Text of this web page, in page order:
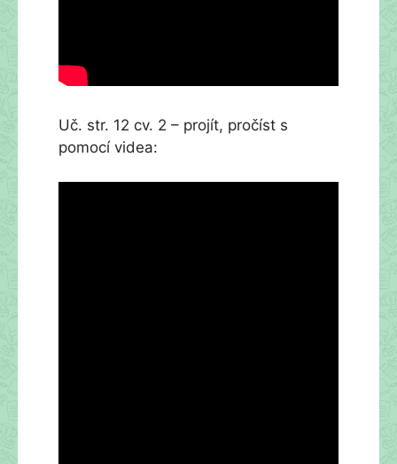
Uč. str. 12 cv. 2 – projít, pročíst s
pomocí videa: